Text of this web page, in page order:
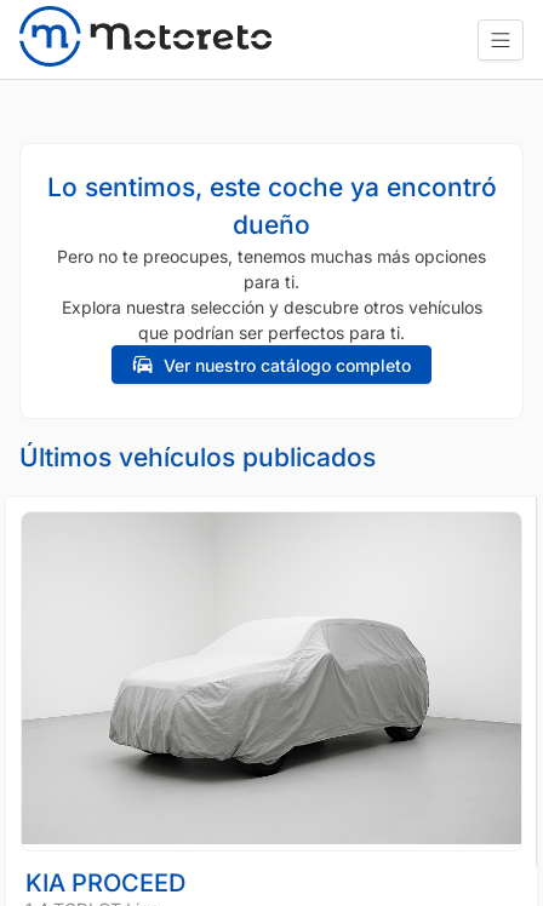
Lo sentimos, este coche ya encontró
dueño
Pero no te preocupes, tenemos muchas más opciones
para ti.
Explora nuestra selección y descubre otros vehículos
que podrían ser perfectos para ti.
Ver nuestro catálogo completo
Últimos vehículos publicados
KIA PROCEED